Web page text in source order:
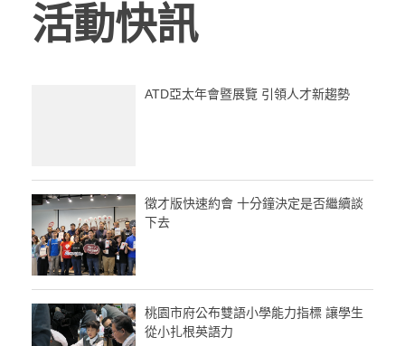
活動快訊
ATD亞太年會暨展覽 引領人才新趨勢
徵才版快速約會 十分鐘決定是否繼續談
下去
桃園市府公布雙語小學能力指標 讓學生
從小扎根英語力